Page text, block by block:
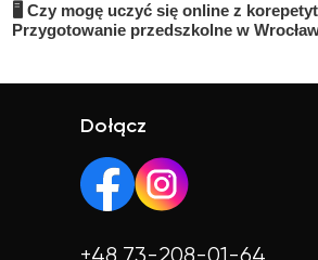
nauczyciel Ci odpowiada.
wybrać lekcje online, jeśli zależy Ci
Na BUKI znajdziesz
studentów oraz praktyków z
🖥 Czy mogę uczyć się online z
Przygotowanie przedszkolne w
Online możesz uczyć się w
niezależnie od lokalizacji.
Dołącz